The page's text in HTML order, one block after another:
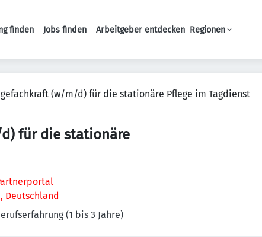
Haupt-Navigation
finden Jobs finden Arbeitgeber entdecken Regionen
(w/m/d) für die stationäre Pflege im Tagdienst
für die stationäre
Deutschland
(1 bis 3 Jahre)